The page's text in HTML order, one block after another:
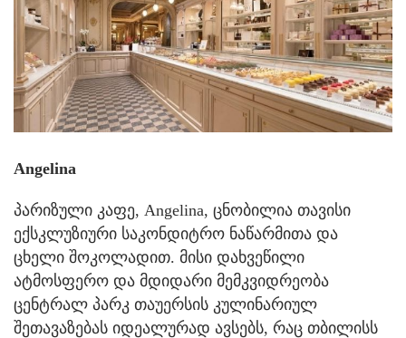
Angelina
პარიზული კაფე, Angelina, ცნობილია თავისი
ექსკლუზიური საკონდიტრო ნაწარმითა და
ცხელი შოკოლადით. მისი დახვეწილი
ატმოსფერო და მდიდარი მემკვიდრეობა
ცენტრალ პარკ თაუერსის კულინარიულ
შეთავაზებას იდეალურად ავსებს, რაც თბილისს